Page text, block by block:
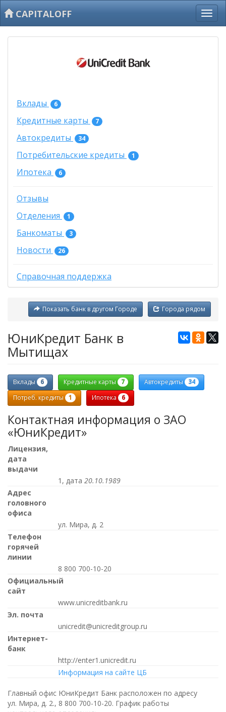
CAPITALOFF
Вклады 6
Кредитные карты 7
Автокредиты 34
Потребительские кредиты 1
Ипотека 6
Отзывы
Отделения
1
Банкоматы 3
Новости 26
Справочная поддержка
Города рядом
Показать банк в другом Городе
ЮниКредит Банк в
Мытищах
Вклады 6 Кредитные карты 7 Автокредиты 34
Потреб. кредиты 1 Ипотека 6
Контактная информация о ЗАО
«ЮниКредит»
Лицензия,
дата
выдачи
1, дата 20.10.1989
Адрес
головного
офиса
ул. Мира, д. 2
Телефон
горячей
линии
8 800 700-10-20
Официальный
сайт
www.unicreditbank.ru
Эл. почта
unicredit@unicreditgroup.ru
Интернет-
банк
http://enter1.unicredit.ru
Информация на сайте ЦБ
Главный офис ЮниКредит Банк расположен по адресу
ул. Мира, д. 2., 8 800 700-10-20. График работы